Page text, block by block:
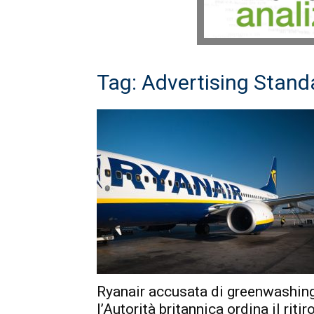
Tag: Advertising
Ryanair accusata di
l’Autorità britannica ordina il